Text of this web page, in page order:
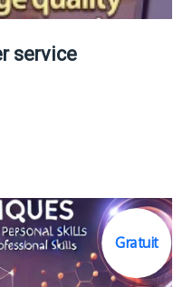
service
Gratuit